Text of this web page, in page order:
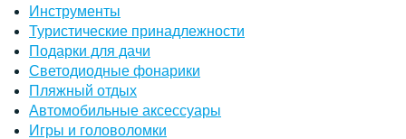
Инструменты
Туристические принадлежности
Подарки для дачи
Светодиодные фонарики
Пляжный отдых
Автомобильные аксессуары
Игры и головоломки